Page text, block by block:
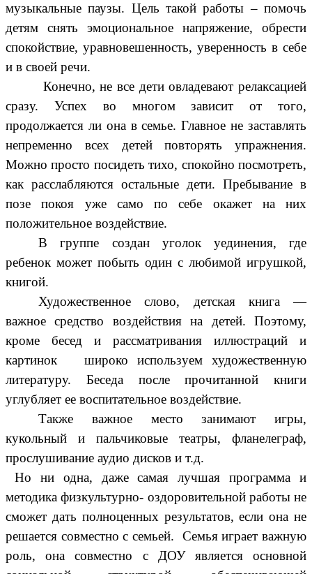
музыкальные паузы. Цель такой работы – помочь
детям снять эмоциональное напряжение, обрести
спокойствие, уравновешенность, уверенность в себе
и в своей речи.
Конечно, не все дети овладевают релаксацией
сразу. Успех во многом зависит от того,
продолжается ли она в семье. Главное не заставлять
непременно всех детей повторять упражнения.
Можно просто посидеть тихо, спокойно посмотреть,
как расслабляются остальные дети. Пребывание в
позе покоя уже само по себе окажет на них
положительное воздействие.
В группе создан уголок уединения, где
ребенок может побыть один с любимой игрушкой,
книгой.
Художественное слово, детская книга —
важное средство воздействия на детей. Поэтому,
кроме бесед и рассматривания иллюстраций и
картинок широко используем художественную
литературу. Беседа после прочитанной книги
углубляет ее воспитательное воздействие.
Также важное место занимают игры,
кукольный и пальчиковые театры, фланелеграф,
прослушивание аудио дисков и т.д.
Но ни одна, даже самая лучшая программа и
методика физкультурно- оздоровительной работы не
сможет дать полноценных результатов, если она не
решается совместно с семьей. Семья играет важную
роль, она совместно с ДОУ является основной